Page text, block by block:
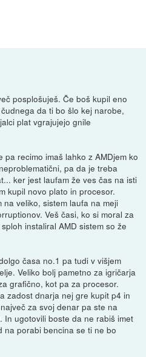
posplošuješ. Če boš kupil eno
da ti bo šlo kej narobe,
plat vgrajujejo gnile
recimo imaš lahko z AMDjem ko
pa da je treba
ker jest laufam že ves čas na isti
kupil novo plato in procesor.
veliko, sistem laufa na meji
Veš časi, ko si moral za
instaliral AMD sistem so že
časa no.1 pa tudi v višjem
Veliko bolj pametno za igričarja
grafično, kot pa za procesor.
zadost dnarja nej gre kupit p4 in
za svoj denar pa ste na
In ugotovili boste da ne rabiš imet
na porabi bencina se ti ne bo